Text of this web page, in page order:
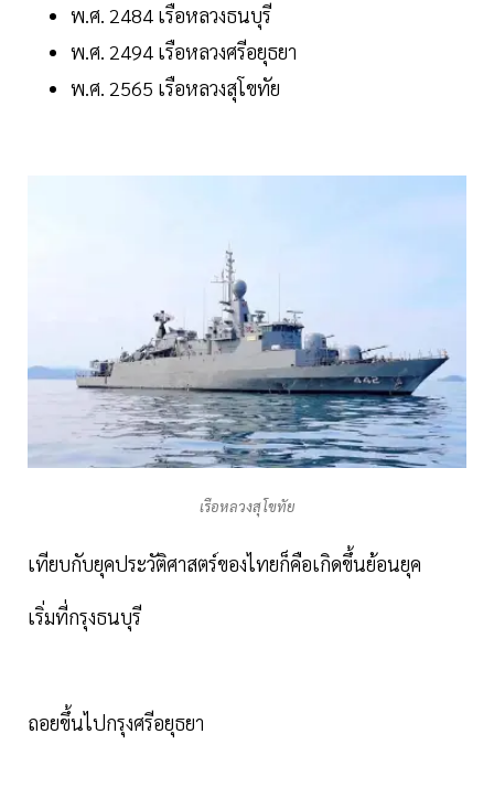
พ.ศ. 2484 เรือหลวงธนบุรี
พ.ศ. 2494 เรือหลวงศรีอยุธยา
พ.ศ. 2565 เรือหลวงสุโขทัย
เรือหลวงสุโขทัย
เทียบกับยุคประวัติศาสตร์ของไทยก็คือเกิดขึ้นย้อนยุค
เริ่มที่กรุงธนบุรี
ถอยขึ้นไปกรุงศรีอยุธยา